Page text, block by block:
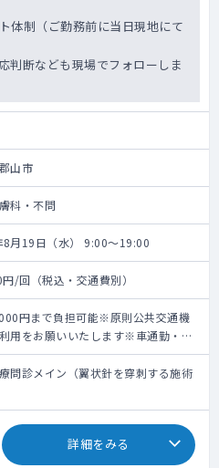
体制（ご勤務前に当日現地にて
判断なども現場でフォローしま
山市
科・不問
8月19日（水） 9:00～19:00
/回（税込・交通費別）
円まで負担可能※原則公共交通機
用をお願いいたします※車通勤・タ
用要相談
問診メイン（翼状針を穿刺する施術
詳細をみる